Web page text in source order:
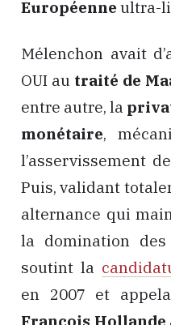
Européenne ultra-
Mélenchon avait
OUI au traité de
entre autre, la
monétaire,
l’asservissement
Puis, validant
alternance qui
la domination
soutint la
en 2007 et
François Hollande